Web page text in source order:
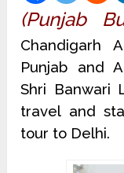
(Punjab
Chandigarh
Punjab and
Shri Banwari
travel and
tour to Delhi.